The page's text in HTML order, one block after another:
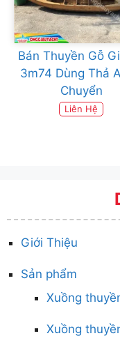
Bán Thuyền Gỗ
3m74 Dùng Thả
Chuyển
Liên Hệ
Giới Thiệu
Sản phẩm
Xuồng
Xuồng